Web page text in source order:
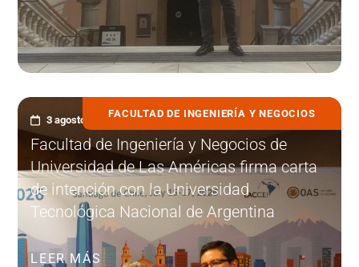
FACULTAD DE INGENIERÍA Y NEGOCIOS
3 agosto, 2026
Facultad de Ingeniería y Negocios de
Universidad de Las Américas firma carta
de intención con la Universidad
Tecnológica Nacional de Argentina
LEER MÁS